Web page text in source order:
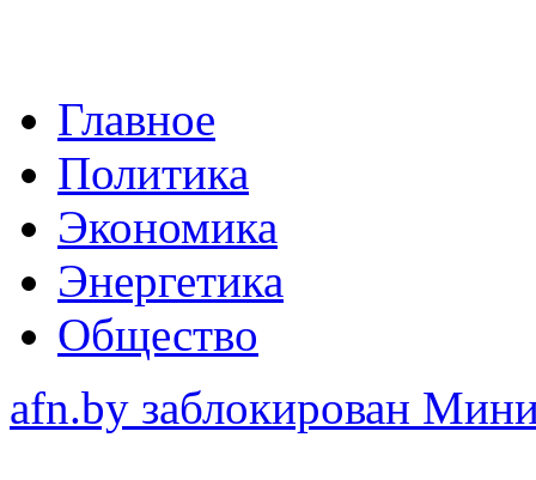
Главное
Политика
Экономика
Энергетика
Общество
afn.by заблокирован